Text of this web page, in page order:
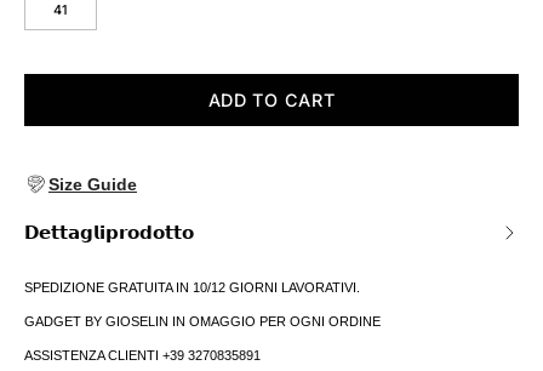
41
ADD TO CART
Size Guide
𝗗𝗲𝘁𝘁𝗮𝗴𝗹𝗶𝗽𝗿𝗼𝗱𝗼𝘁𝘁𝗼
SPEDIZIONE GRATUITA IN 10/12 GIORNI LAVORATIVI.
GADGET BY GIOSELIN IN OMAGGIO PER OGNI ORDINE
ASSISTENZA CLIENTI +39 3270835891